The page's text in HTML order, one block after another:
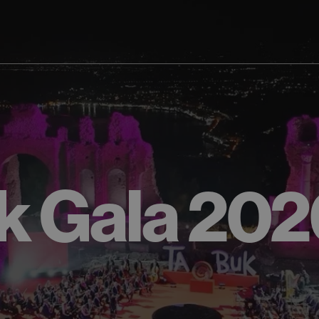
Gala